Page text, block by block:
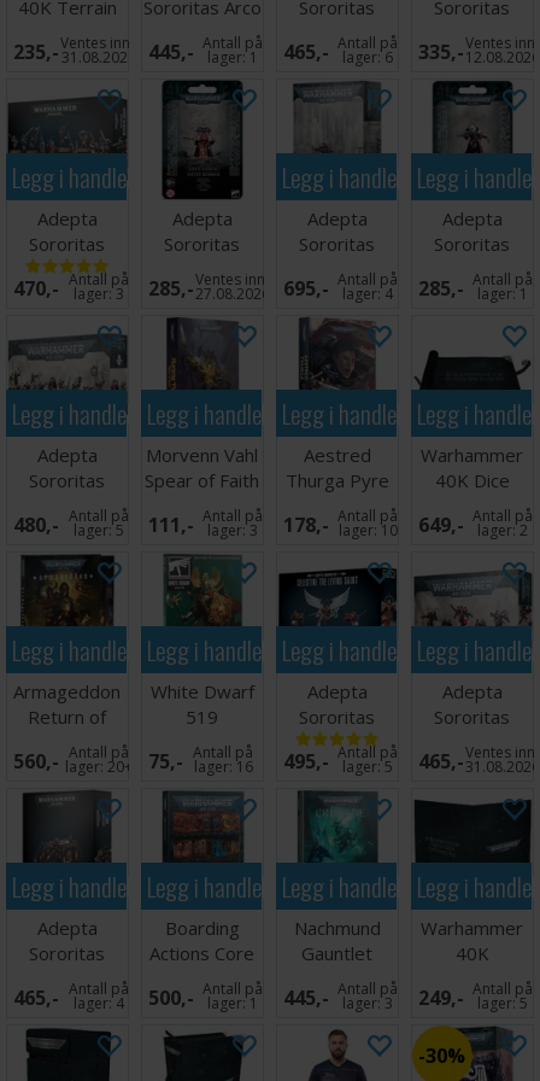
40K Terrain
Area Set
235,-Ventes inn
31.08.2026
Sororitas Arco
Flagellants
445,- Antall på
lager:1
Sororitas
Retributor
Squad
465,- Antall på
lager:6
Sororitas
Cannoness
335,-Ventes inn
12.08.2026
Legg i handlekurven
Adepta
Sororitas
Repentia
Squad
470,- Antall på
lager:3
Adepta
Sororitas
Sister
Dogmata
285,-Ventes inn
27.08.2026
Legg i handlekurven
Adepta
Sororitas
Castigator
695,- Antall på
lager:4
Legg i
Adepta
Sororitas
Palatine
285,- Antall på
lager:1
Legg i handlekurven
Adepta
Sororitas
Sisters
Novitiate
Squad
480,- Antall på
lager:5
Legg i handlekurven
Morvenn Vahl
Spear of Faith
(Paperback)
111,- Antall på
lager:3
Legg i handlekurven
Aestred
Thurga Pyre
of Faith
(Hardback)
178,- Antall på
lager: 10
Legg i
Warhammer
40K Dice
Scroll
649,- Antall på
lager:2
Legg i handlekurven
Armageddon
Return of
Yarrick
(Slipcase)
560,- Antall på
lager: 20+
Legg i handlekurven
White Dwarf
519
75,- Antall på
lager: 16
Legg i handlekurven
Adepta
Sororitas
Celestine
Living Saint
495,- Antall på
lager:5
Legg i
Adepta
Sororitas
Seraphim
Squad
465,-Ventes inn
31.08.2026
Legg i handlekurven
Adepta
Sororitas
Rhino
465,- Antall på
lager:4
Legg i handlekurven
Boarding
Actions Core
Rules
500,- Antall på
lager:1
Legg i handlekurven
Nachmund
Gauntlet
Crusade
Campaign
Book
445,- Antall på
lager:3
Legg i
Warhammer
40K
Datasheet
Folio
249,- Antall på
lager:5
30%